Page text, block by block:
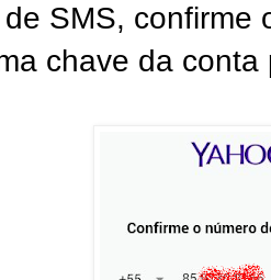
SMS, confirme
chave da conta